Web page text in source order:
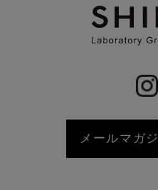
メールマガ